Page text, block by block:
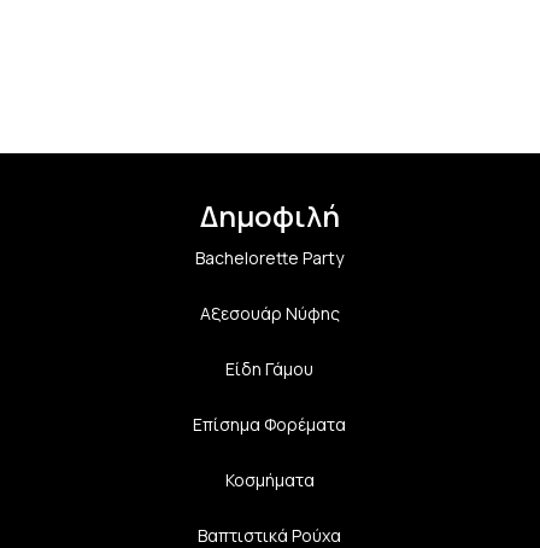
Δημοφιλή
Bachelorette Party
Αξεσουάρ Νύφης
Είδη Γάμου
Επίσημα Φορέματα
Κοσμήματα
Βαπτιστικά Ρούχα